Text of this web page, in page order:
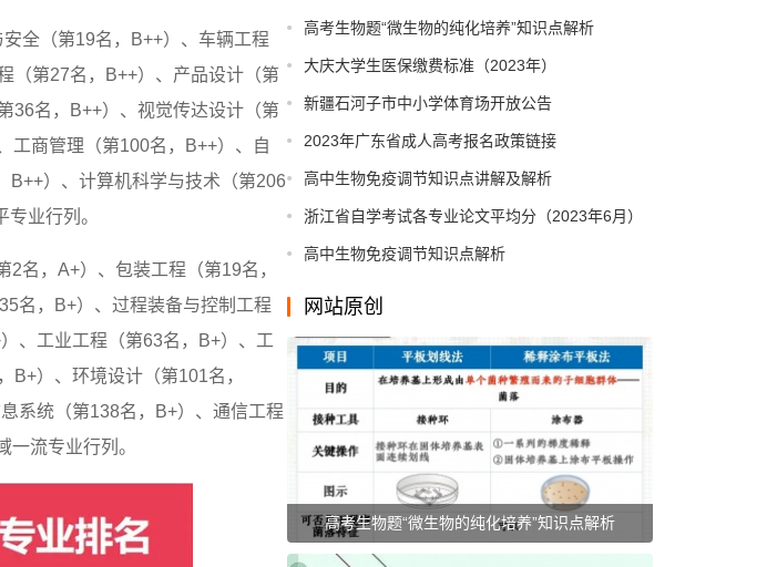
高考生物题“微生物的纯化培养”知识点解析
大庆大学生医保缴费标准（2023年）
新疆石河子市中小学体育场开放公告
2023年广东省成人高考报名政策链接
高中生物免疫调节知识点讲解及解析
浙江省自学考试各专业论文平均分（2023年6月）
高中生物免疫调节知识点解析
网站原创
高考生物题“微生物的纯化培养”知识点解析
全（第19名，B++）、车辆工程
（第27名，B++）、产品设计（第
36名，B++）、视觉传达设计（第
工商管理（第100名，B++）、自
B++）、计算机科学与技术（第206
业行列。
名，A+）、包装工程（第19名，
名，B+）、过程装备与控制工程
、工业工程（第63名，B+）、工
）、环境设计（第101名，
系统（第138名，B+）、通信工程
流专业行列。